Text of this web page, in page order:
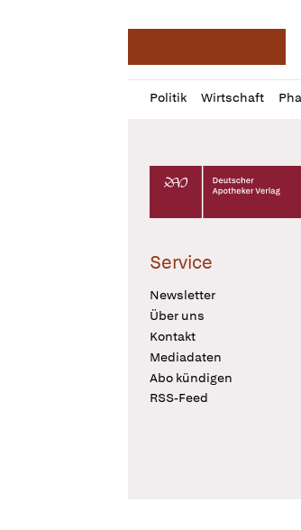
Politik Wirtschaft
Profil
öffnen
Daz
Pur
Deutscher Apotheker
Service
Newsletter
Über uns
Kontakt
Mediadaten
Abo kündigen
RSS-Feed